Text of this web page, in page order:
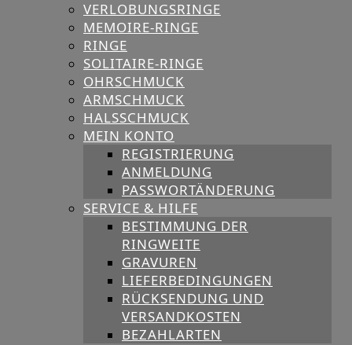
VERLOBUNGSRINGE
MEMOIRE-RINGE
RINGE
SOLITAIRE-RINGE
OHRSCHMUCK
ARMSCHMUCK
HALSSCHMUCK
MEIN KONTO
REGISTRIERUNG
ANMELDUNG
PASSWORTÄNDERUNG
SERVICE & HILFE
BESTIMMUNG DER
RINGWEITE
GRAVUREN
LIEFERBEDINGUNGEN
RÜCKSENDUNG UND
VERSANDKOSTEN
BEZAHLARTEN